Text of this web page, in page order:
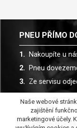
PNEU PŘÍMO
Nakoupíte u
Pneu
Ze servisu
Spolupracujeme s
Naše webové
zajištění
marketingové účely.